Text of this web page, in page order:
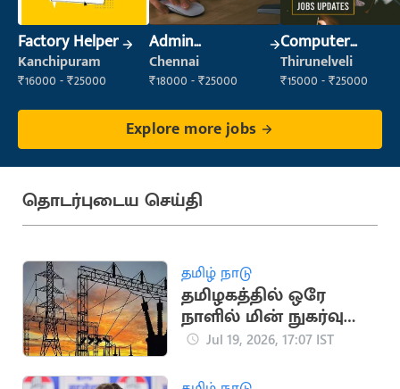
Factory Helper
Kanchipuram
₹16000 - ₹25000
Admin
Supervisor
Chennai
₹18000 - ₹25000
Computer
Operator
Thirunelveli
₹15000 - ₹25000
Explore more jobs
தொடர்புடைய செய்தி
தமிழ் நாடு
தமிழகத்தில் ஒரே
நாளில் மின் நுகர்வு
475.45 மில்லியன்
Jul 19, 2026, 17:07 IST